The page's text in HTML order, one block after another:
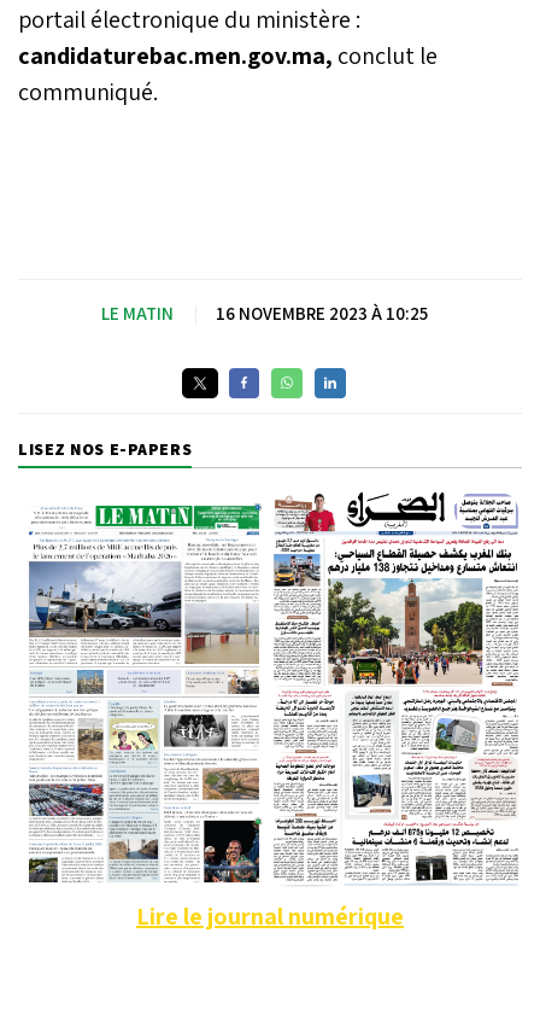
portail électronique du ministère :
candidaturebac.men.gov.ma, conclut le
communiqué.
LE MATIN 16 NOVEMBRE 2023 À 10:25
LISEZ NOS E-PAPERS
Lire le journal numérique